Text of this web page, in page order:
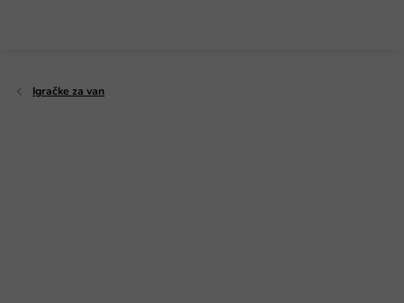
Igračke za van